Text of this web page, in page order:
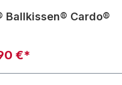
Ballkissen® Cardo®
€*